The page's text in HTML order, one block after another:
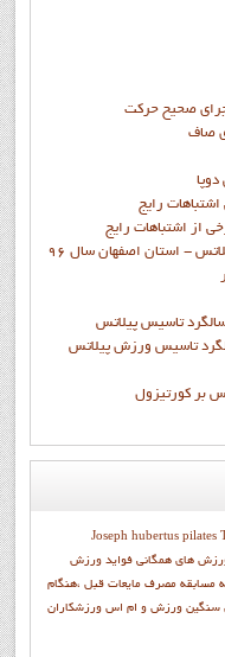
صاف
رايج
از اشتباهات رايج
- استان اصفهان سال 96
تاسيس پيلاتس
تاسيس ورزش پيلاتس
بر کورتیزول
Joseph hubertus pilates
های همگانی فواید ورزش
مسابقه مصرف مایعات قبل ،هنگام
سنگین ورزش و ام اس ورزشکاران